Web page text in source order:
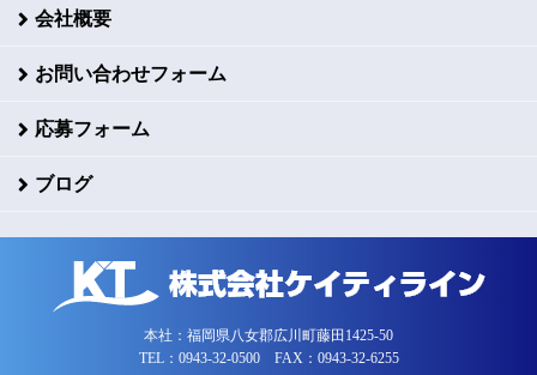
会社概要
お問い合わせフォーム
応募フォーム
ブログ
本社：福岡県八女郡広川町藤田1425-50
TEL：0943-32-0500 FAX：0943-32-6255